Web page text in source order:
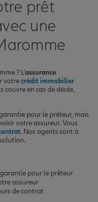
prêt
une
? L'assurance
votrecrédit immobilier
en cas de décès,
pour le prêteur, mais
votre assureur. Vous
. Nos agents sont à
pour le prêteur
assureur
de contrat